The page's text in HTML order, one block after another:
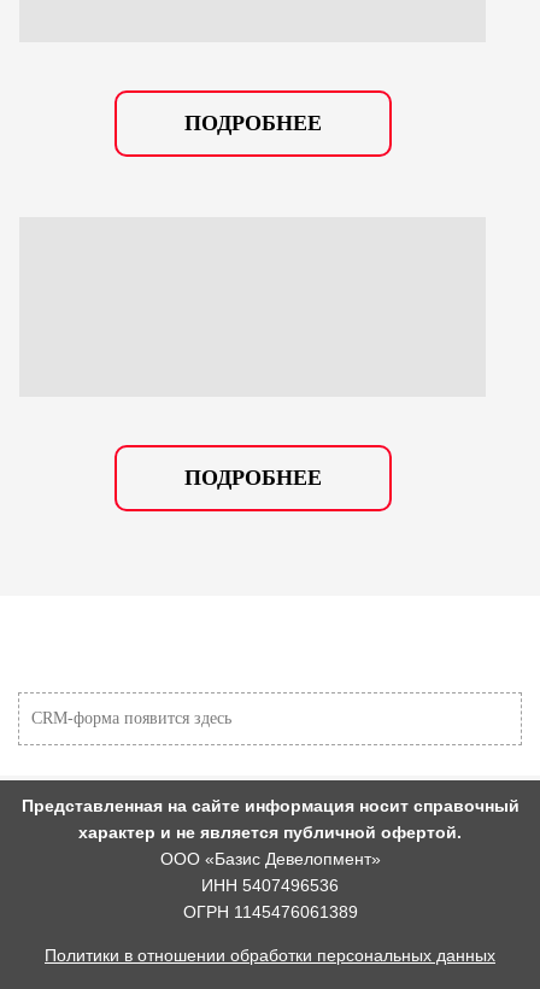
ПОДРОБНЕЕ
ПОДРОБНЕЕ
CRM-форма появится здесь
Представленная на сайте информация носит справочный
характер и не является публичной офертой.
ООО «Базис Девелопмент»
ИНН 5407496536
ОГРН 1145476061389
Политики в отношении обработки персональных данных